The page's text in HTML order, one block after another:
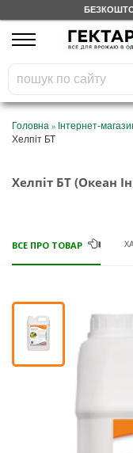
На вашому
бонусному рахунку
Безкоштовно
Категорії
Щоденник
Відгуки
Головна » Інтернет-
Хелпіт БТ
Хелпіт БТ (Океан
ВСЕ ПРО ТОВАР